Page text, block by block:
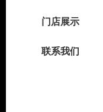
门店展示
联系我们